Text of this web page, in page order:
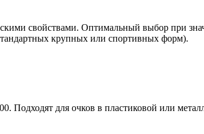
свойствами. Оптимальный выбор при
крупных или спортивных форм).
для очков в пластиковой или